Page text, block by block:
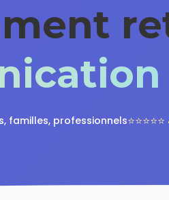
familles, professionnels